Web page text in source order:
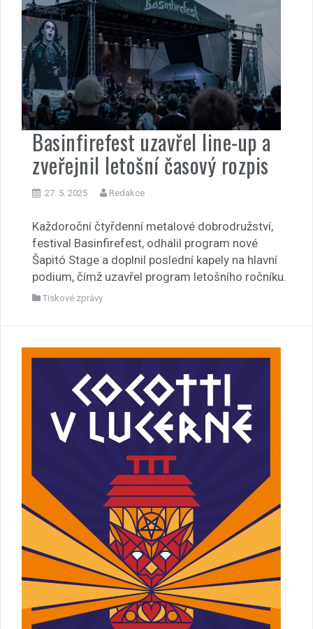
Basinfirefest uzavřel line-up a
zveřejnil letošní časový rozpis
27. 5. 2025 Redakce
Každoroční čtyřdenní metalové dobrodružství,
festival Basinfirefest, odhalil program nové
Šapitó Stage a doplnil poslední kapely na hlavní
podium, čímž uzavřel program letošního ročníku.
Tiskové zprávy